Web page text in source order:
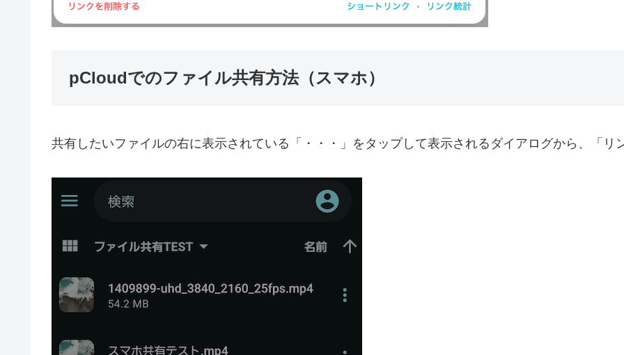
pCloudでのファイル共有方法（スマホ）
共有したいファイルの右に表示されている「・・・」をタップして表示されるダイアログから、「リ